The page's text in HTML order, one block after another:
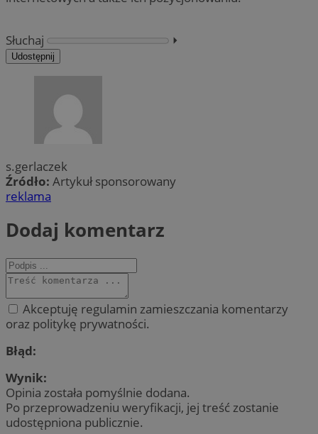
Słuchaj ⏵︎
Udostępnij
s.gerlaczek
Źródło: Artykuł sponsorowany
reklama
Dodaj komentarz
Akceptuję regulamin zamieszczania komentarzy
oraz politykę prywatności.
Błąd:
Wynik:
Opinia została pomyślnie dodana.
Po przeprowadzeniu weryfikacji, jej treść zostanie
udostępniona publicznie.